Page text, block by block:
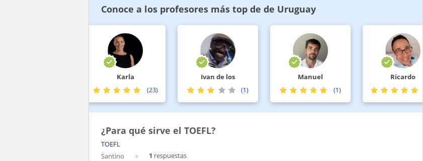
Conoce a los profesores más top de de Uruguay
Karla
(23)
Ivan de los
(1)
Manuel
(1)
Ricardo
(77)
¿Para qué sirve el TOEFL?
TOEFL
Santino
1 respuestas